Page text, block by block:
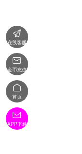

在线客服

金币充值

首页

APP下载